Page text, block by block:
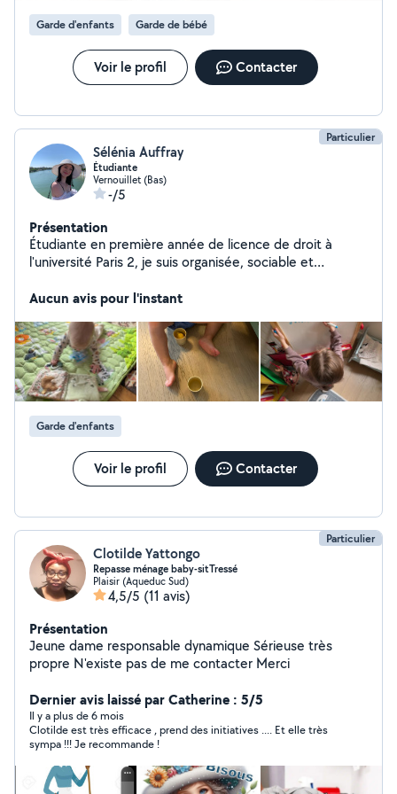
Garde d'enfants Garde de bébé
Voir le profil Contacter
Particulier
Sélénia Auffray
Étudiante
Vernouillet (Bas)
-/5
Présentation
Étudiante en première année de licence de droit à
l'université Paris 2, je suis organisée, sociable et
de chacun, le tout dans la bonne humeur et toujours
animalier, j'ai de l'expérience dans la garde d'animaux,
leur premiers soins et dans les promenades de chiens.
En tant que bénévole, j'exerce de nombreuses tâches
qui contribuent au confort ainsi qu'au bien être de
chaque animal. Parmi ces tâches annexes, je fais le
ménage, je m'assure des bonnes conditions de vie de
chacun et je transmet surtout tout mon amour aux
animaux qui en ont besoin. J'ai également de
l'expérience avec la garde d'enfants. Étant baby sitter
hebdomadaires depuis 1 an, aussi bien la journée qu'en
d'une grande imagination afin de rendre chaque baby
Sitting agréable pour tous. N'hésitez pas à me solliciter,
je suis très flexible et motivée !
Aucun avis pour l'instant
Garde d'enfants
Voir le profil Contacter
Particulier
Clotilde Yattongo
Repasse ménage baby-sitTressé
Plaisir (Aqueduc Sud)
4,5/5 (11 avis)
Présentation
Jeune dame responsable dynamique Sérieuse très
propre N'existe pas de me contacter Merci
Dernier avis laissé par Catherine : 5/5
Il y a plus de 6 mois
Clotilde est très efficace , prend des initiatives .... Et elle très
sympa !!! Je recommande !